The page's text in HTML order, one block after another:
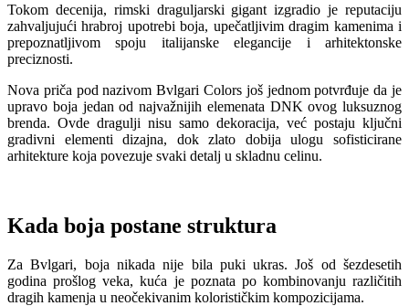
Tokom decenija, rimski draguljarski gigant izgradio je reputaciju
zahvaljujući hrabroj upotrebi boja, upečatljivim dragim kamenima i
prepoznatljivom spoju italijanske elegancije i arhitektonske
preciznosti.
Nova priča pod nazivom Bvlgari Colors još jednom potvrđuje da je
upravo boja jedan od najvažnijih elemenata DNK ovog luksuznog
brenda. Ovde dragulji nisu samo dekoracija, već postaju ključni
gradivni elementi dizajna, dok zlato dobija ulogu sofisticirane
arhitekture koja povezuje svaki detalj u skladnu celinu.
Kada boja postane struktura
Za Bvlgari, boja nikada nije bila puki ukras. Još od šezdesetih
godina prošlog veka, kuća je poznata po kombinovanju različitih
dragih kamenja u neočekivanim kolorističkim kompozicijama.